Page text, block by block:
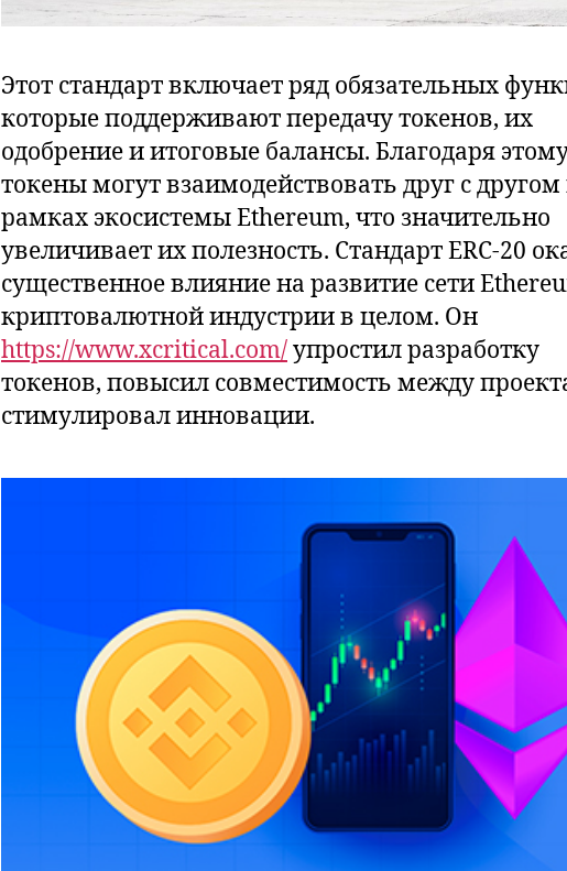
Этот стандарт включает ряд обязательных
которые поддерживают передачу токенов, их
одобрение и итоговые балансы. Благодаря
токены могут взаимодействовать друг с другом
рамках экосистемы Ethereum, что значительно
увеличивает их полезность. Стандарт ERC-20
существенное влияние на развитие сети
криптовалютной индустрии в целом. Он
https://www.xcritical.com/упростил разработку
токенов, повысил совместимость между
стимулировал инновации.